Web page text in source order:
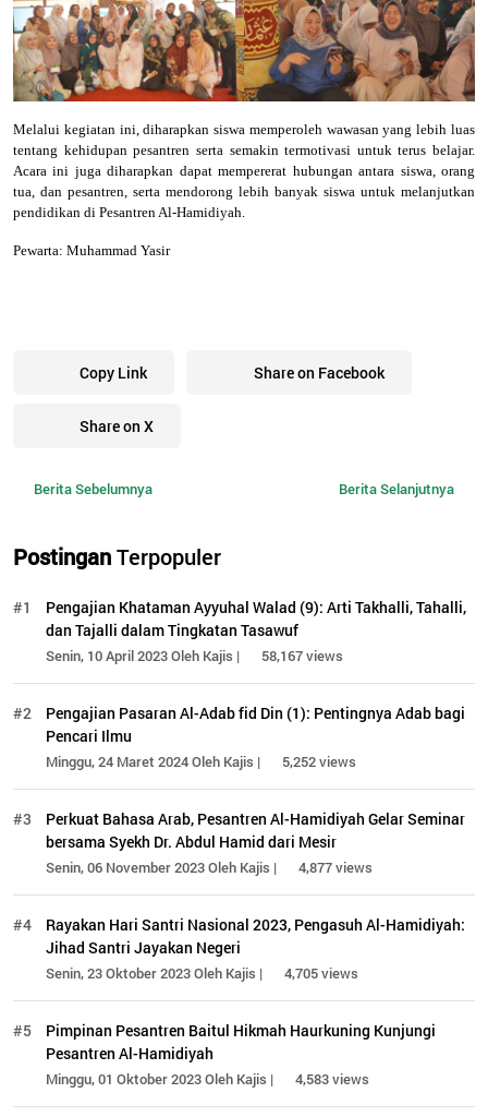
Melalui kegiatan ini, diharapkan siswa memperoleh wawasan yang lebih luas
tentang kehidupan pesantren serta semakin termotivasi untuk terus belajar.
Acara ini juga diharapkan dapat mempererat hubungan antara siswa, orang
tua, dan pesantren, serta mendorong lebih banyak siswa untuk melanjutkan
pendidikan di Pesantren Al-Hamidiyah.
Pewarta: Muhammad Yasir
Copy Link Share on Facebook
Share on X
Berita Sebelumnya Berita Selanjutnya
PostinganTerpopuler
#1
Pengajian Khataman Ayyuhal Walad (9): Arti Takhalli, Tahalli,
dan Tajalli dalam Tingkatan Tasawuf
Senin, 10 April 2023 Oleh Kajis | 58,167 views
#2
Pengajian Pasaran Al-Adab fid Din (1): Pentingnya Adab bagi
Pencari Ilmu
Minggu, 24 Maret 2024 Oleh Kajis | 5,252 views
#3
Perkuat Bahasa Arab, Pesantren Al-Hamidiyah Gelar Seminar
bersama Syekh Dr. Abdul Hamid dari Mesir
Senin, 06 November 2023 Oleh Kajis | 4,877 views
#4
Rayakan Hari Santri Nasional 2023, Pengasuh Al-Hamidiyah:
Jihad Santri Jayakan Negeri
Senin, 23 Oktober 2023 Oleh Kajis | 4,705 views
#5
Pimpinan Pesantren Baitul Hikmah Haurkuning Kunjungi
Pesantren Al-Hamidiyah
Minggu, 01 Oktober 2023 Oleh Kajis | 4,583 views